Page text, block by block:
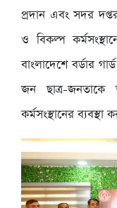
প্রদান এবং সদর
ও বিকল্প
বাংলাদেশে বর্ডার
জন ছাত্র-
কর্মসংস্থানের